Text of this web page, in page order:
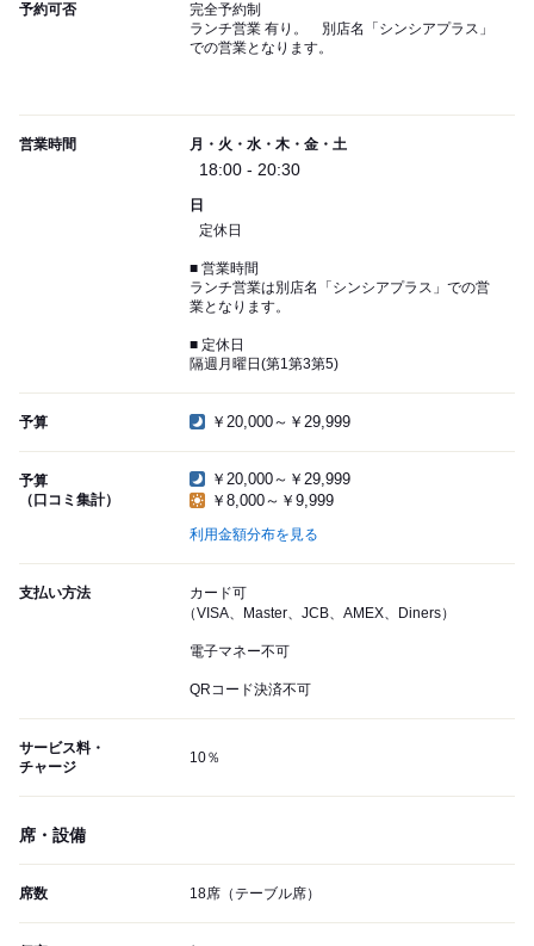
予約可否
完全予約制
ランチ営業 有り。 別店名「シンシアプラス」
での営業となります。
営業時間 月・火・水・木・金・土
18:00 - 20:30
日
定休日
■ 営業時間
ランチ営業は別店名「シンシアプラス」での営
業となります。
■ 定休日
隔週月曜日(第1第3第5)
予算 ￥20,000～￥29,999
予算
（口コミ集計）
￥20,000～￥29,999
￥8,000～￥9,999
利用金額分布を見る
支払い方法
カード可
（VISA、Master、JCB、AMEX、Diners）
電子マネー不可
QRコード決済不可
サービス料・
チャージ
10％
席・設備
席数 18席（テーブル席）